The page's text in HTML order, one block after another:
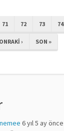
71 72 73 74
› SON »
6 yıl 5 ay önce